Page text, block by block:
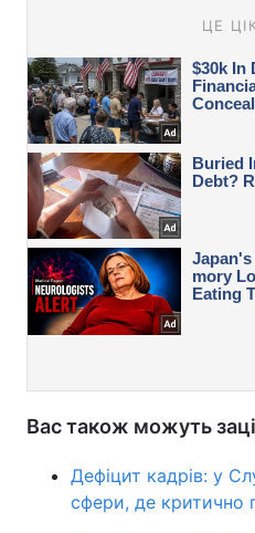
Вас також можуть
Дефіцит кадрів: у
сфери, де критично